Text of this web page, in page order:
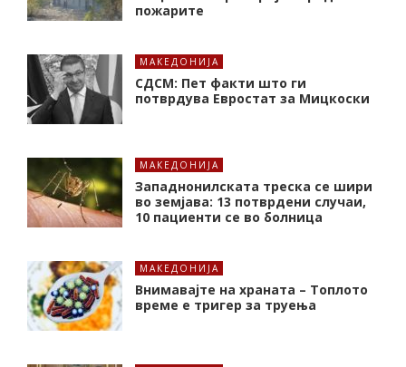
пожарите
МАКЕДОНИЈА
СДСМ: Пет факти што ги
потврдува Евростат за Мицкоски
МАКЕДОНИЈА
Западнонилската треска се шири
во земјава: 13 потврдени случаи,
10 пациенти се во болница
МАКЕДОНИЈА
Внимавајте на храната – Топлото
време е тригер за труења